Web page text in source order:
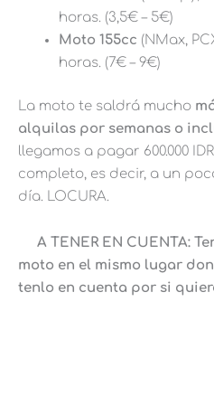
horas. (3,5€ – 5€)
Moto 155cc (NMax,
horas. (7€ – 9€)
La moto te saldrá mucho
alquilas por semanas o
llegamos a pagar 600.000
completo, es decir, a un
día. LOCURA.
A TENER EN CUENTA:
moto en el mismo lugar
tenlo en cuenta por si